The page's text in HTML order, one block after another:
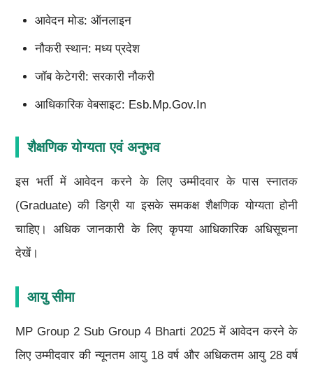
आवेदन मोड: ऑनलाइन
नौकरी स्थान: मध्य प्रदेश
जॉब केटेगरी: सरकारी नौकरी
आधिकारिक वेबसाइट: Esb.mp.gov.in
शैक्षणिक योग्यता एवं अनुभव
इस भर्ती में आवेदन करने के लिए उम्मीदवार के पास स्नातक
(Graduate) की डिग्री या इसके समकक्ष शैक्षणिक योग्यता होनी
चाहिए। अधिक जानकारी के लिए कृपया आधिकारिक अधिसूचना
देखें।
आयु सीमा
MP Group 2 Sub Group 4 Bharti 2025 में आवेदन करने के
लिए उम्मीदवार की न्यूनतम आयु 18 वर्ष और अधिकतम आयु 28 वर्ष